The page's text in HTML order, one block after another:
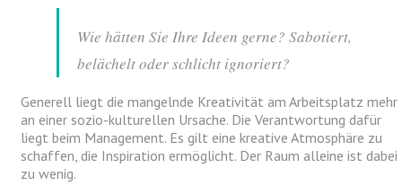
Wie hätten Sie Ihre Ideen gerne? Sabotiert,
belächelt oder schlicht ignoriert?
Generell liegt die mangelnde Kreativität am Arbeitsplatz mehr
an einer sozio-kulturellen Ursache. Die Verantwortung dafür
liegt beim Management. Es gilt eine kreative Atmosphäre zu
schaffen, die Inspiration ermöglicht. Der Raum alleine ist dabei
zu wenig.